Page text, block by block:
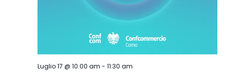
Luglio 17 @ 10:00 am - 11:30 am